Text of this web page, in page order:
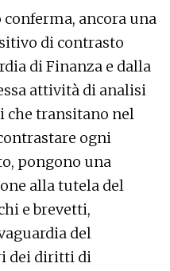
conferma, ancora una
di contrasto
di Finanza e dalla
attività di analisi
che transitano nel
ogni
pongono una
alla tutela del
e brevetti,
del
dei diritti di